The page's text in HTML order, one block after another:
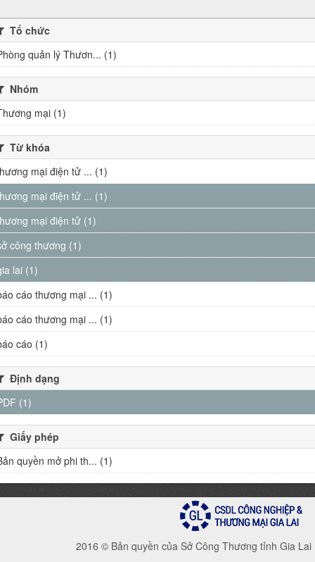
Tổ chức
quản lý Thươn... (1)
Nhóm
mại (1)
Từ khóa
mại điện tử ... (1)
mại điện tử ... (1)
mại điện tử (1)
công thương (1)
lai (1)
cáo thương mại ... (1)
cáo thương mại ... (1)
cáo (1)
Định dạng
(1)
Giấy phép
quyền mở phi th... (1)
2016 © Bản quyền của Sở Công Thương tỉnh Gia Lai